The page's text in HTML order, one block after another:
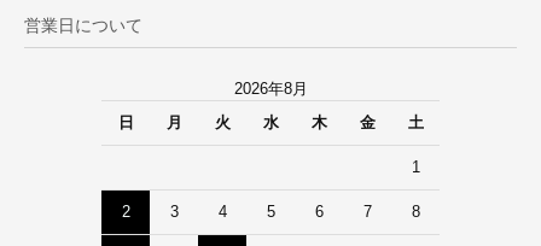
営業日について
2026年8月
日
月 火 水 木 金 土
1
2 3 4 5 6 7 8